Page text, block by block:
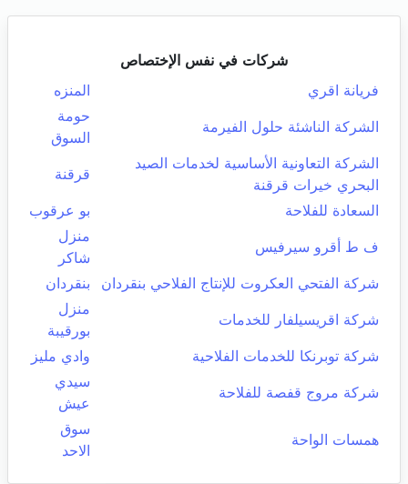
شركات في نفس الإختصاص
فريانة اقري
المنزه
الشركة الناشئة حلول الفيرمة
حومة
السوق
الشركة التعاونية الأساسية لخدمات الصيد
البحري خيرات قرقنة
قرقنة
السعادة للفلاحة بو عرقوب
ف ط أقرو سيرفيس
منزل
شاكر
شركة الفتحي العكروت للإنتاج الفلاحي بنقردان
بنقردان
شركة اقريسيلفار للخدمات
منزل
بورقيبة
شركة توبرنكا للخدمات الفلاحية
وادي مليز
شركة مروج قفصة للفلاحة
سيدي
عيش
همسات الواحة
سوق
الاحد